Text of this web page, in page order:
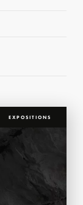
EXPOSITIONS